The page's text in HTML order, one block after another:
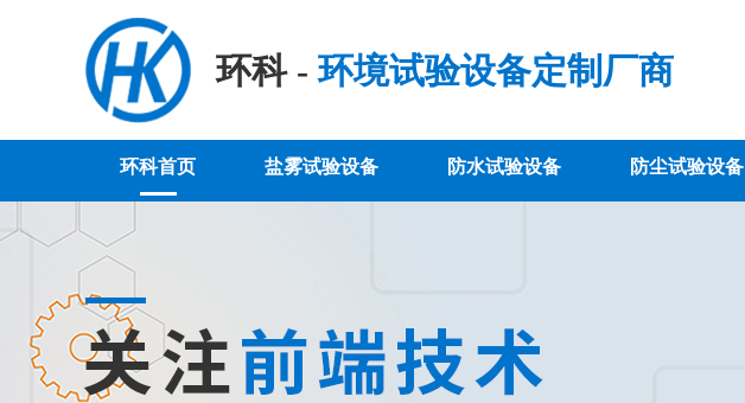
环科 -环境试验设备定制厂商
环科首页 盐雾试验设备 防水试验设备 防尘试验设备